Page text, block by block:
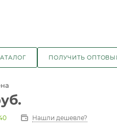
ПОЛУЧИТЬ
Нашли дешевле?